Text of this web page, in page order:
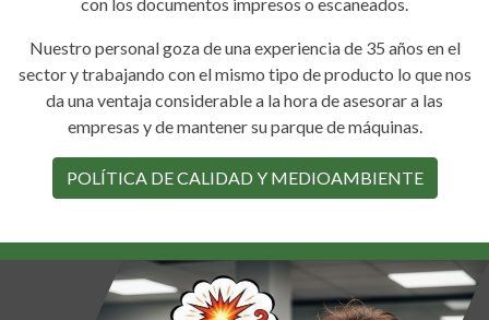
con los documentos impresos o escaneados.
Nuestro personal goza de una experiencia de 35 años en el
sector y trabajando con el mismo tipo de producto lo que nos
da una ventaja considerable a la hora de asesorar a las
empresas y de mantener su parque de máquinas.
POLÍTICA DE CALIDAD Y MEDIOAMBIENTE